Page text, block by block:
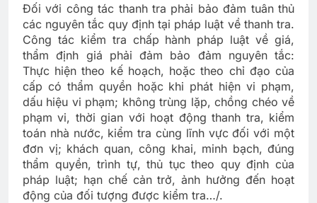
Đối với công tác thanh tra phải bảo đảm tuân thủ
các nguyên tắc quy định tại pháp luật về thanh tra.
Công tác kiểm tra chấp hành pháp luật về giá,
thẩm định giá phải đảm bảo đảm nguyên tắc:
Thực hiện theo kế hoạch, hoặc theo chỉ đạo của
cấp có thẩm quyền hoặc khi phát hiện vi phạm,
dấu hiệu vi phạm; không trùng lặp, chồng chéo về
phạm vi, thời gian với hoạt động thanh tra, kiểm
toán nhà nước, kiểm tra cùng lĩnh vực đối với một
đơn vị; khách quan, công khai, minh bạch, đúng
thẩm quyền, trình tự, thủ tục theo quy định của
pháp luật; hạn chế cản trở, ảnh hưởng đến hoạt
động của đối tượng được kiểm tra…/.